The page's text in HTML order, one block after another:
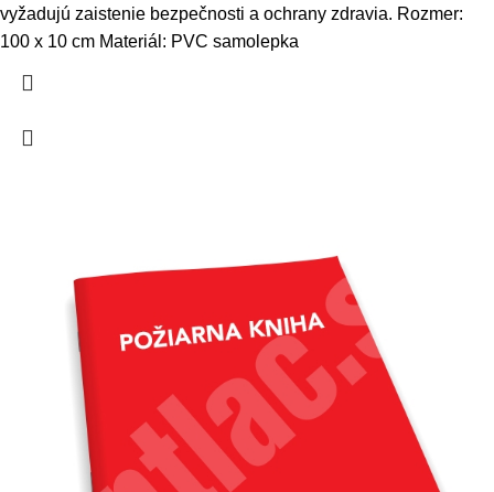
vyžadujú zaistenie bezpečnosti a ochrany zdravia. Rozmer:
100 x 10 cm Materiál: PVC samolepka